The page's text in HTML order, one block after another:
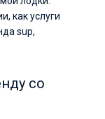
как услуги
sup,
со